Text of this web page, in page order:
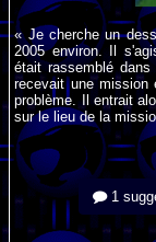
« Je cherche un
2005 environ. Il
était rassemblé
recevait une mission
problème. Il entrait
sur le lieu de la
1